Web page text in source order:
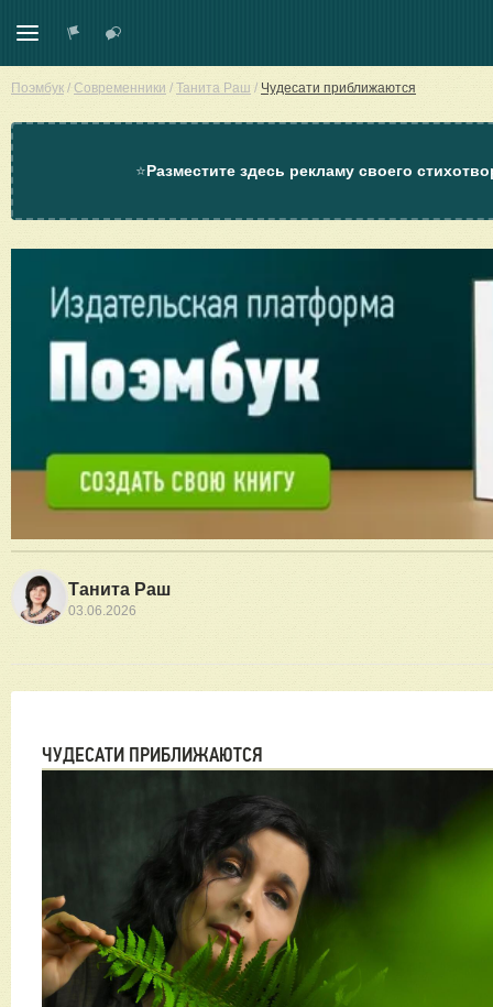
Поэмбук / Современники / Танита Раш / Чудесати приближаются
⭐Разместите здесь рекламу своего
Танита Раш
03.06.2026
ЧУДЕСАТИ ПРИБЛИЖАЮТСЯ